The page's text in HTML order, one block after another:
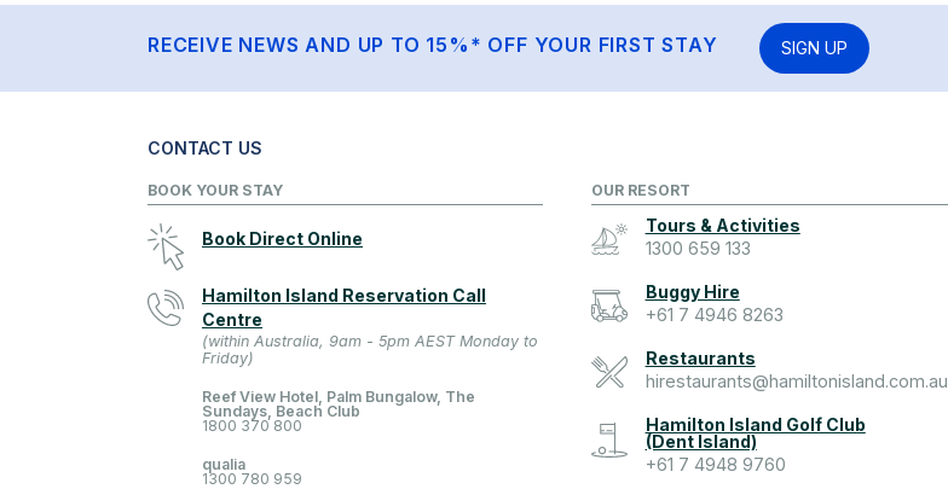
RECEIVE NEWS AND UP TO 15%* OFF YOUR FIRST STAY SIGN UP
CONTACT US
BOOK YOUR STAY
Book Direct Online
Hamilton Island Reservation Call
Centre
(within Australia, 9am - 5pm AEST Monday to
Friday)
Reef View Hotel, Palm Bungalow, The
Sundays, Beach Club
1800 370 800
qualia
1300 780 959
OUR RESORT
Tours & Activities
1300 659 133
Buggy Hire
+61 7 4946 8263
Restaurants
hirestaurants@hamiltonisland.com.au
Hamilton Island Golf Club
(Dent Island)
+61 7 4948 9760